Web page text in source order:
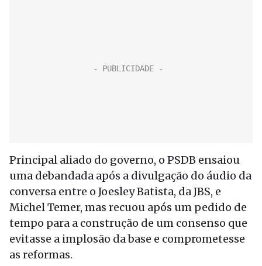
Principal aliado do governo, o PSDB ensaiou
uma debandada após a divulgação do áudio da
conversa entre o Joesley Batista, da JBS, e
Michel Temer, mas recuou após um pedido de
tempo para a construção de um consenso que
evitasse a implosão da base e comprometesse
as reformas.